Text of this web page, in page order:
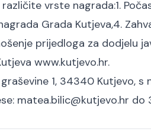
vrste nagrada:1.
Grada Kutjeva,4.
prijedloga za dodjelu
www.kutjevo.hr.
1, 34340 Kutjevo, s
matea.bilic@kutjevo.hr do